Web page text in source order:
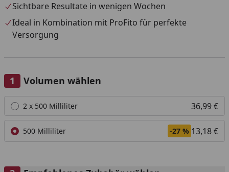
Sichtbare Resultate in wenigen Wochen
Ideal in Kombination mit ProFito für perfekte
Versorgung
Volumen wählen
Alle anzeigen (2)
2 x 500 Milliliter 36,99 €
500 Milliliter -27 % 13,18 €